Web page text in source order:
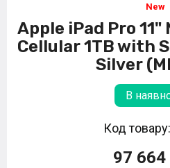
Apple iPad Pro 11"
Cellular 1TB with
Silver
В
Код
97 664